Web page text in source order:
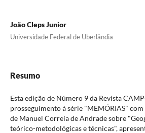
João Cleps Junior
Universidade Federal de Uberlândia
Resumo
Esta edição de Número 9 da Revista
prosseguimento à série "MEMÓRIAS"
de Manuel Correia de Andrade sobre
teórico-metodológicas e técnicas",